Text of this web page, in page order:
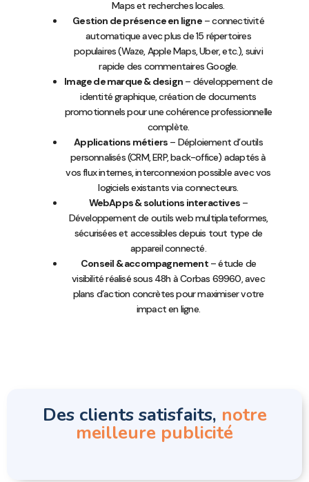
Maps et recherches locales.
Gestion de présence en ligne– connectivité
automatique avec plus de 15 répertoires
populaires (Waze, Apple Maps, Uber, etc.), suivi
rapide des commentaires Google.
Image de marque & design – développement de
identité graphique, création de documents
promotionnels pour une cohérence professionnelle
complète.
Applications métiers – Déploiement d’outils
personnalisés (CRM, ERP, back-office) adaptés à
vos flux internes, interconnexion possible avec vos
logiciels existants via connecteurs.
WebApps & solutions interactives –
Développement de outils web multiplateformes,
sécurisées et accessibles depuis tout type de
appareil connecté.
Conseil & accompagnement– étude de
visibilité réalisé sous 48h à Corbas 69960, avec
plans d’action concrètes pour maximiser votre
impact en ligne.
Des clients satisfaits, notre
meilleure publicité